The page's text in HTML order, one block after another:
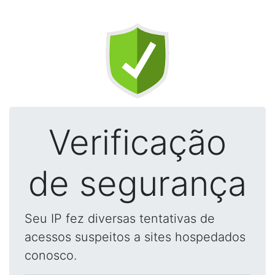
Verificação
de segurança
Seu IP fez diversas tentativas de
acessos suspeitos a sites hospedados
conosco.